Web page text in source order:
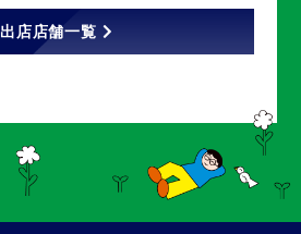
出店店舗一覧